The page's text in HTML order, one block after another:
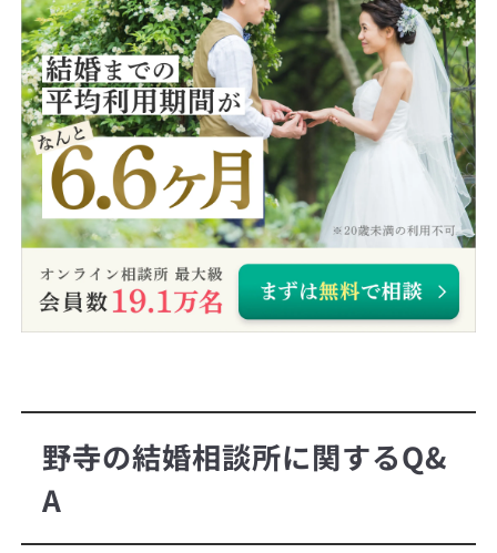
野寺の結婚相談所に関するQ&
A